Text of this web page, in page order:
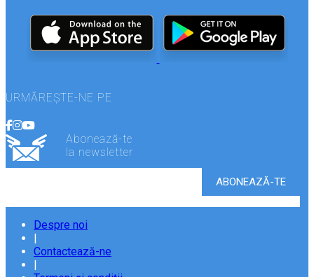
URMĂREȘTE-NE PE
Abonează-te
la newsletter
Despre noi
Contactează-ne